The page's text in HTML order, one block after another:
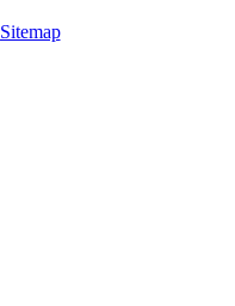
Sitemap